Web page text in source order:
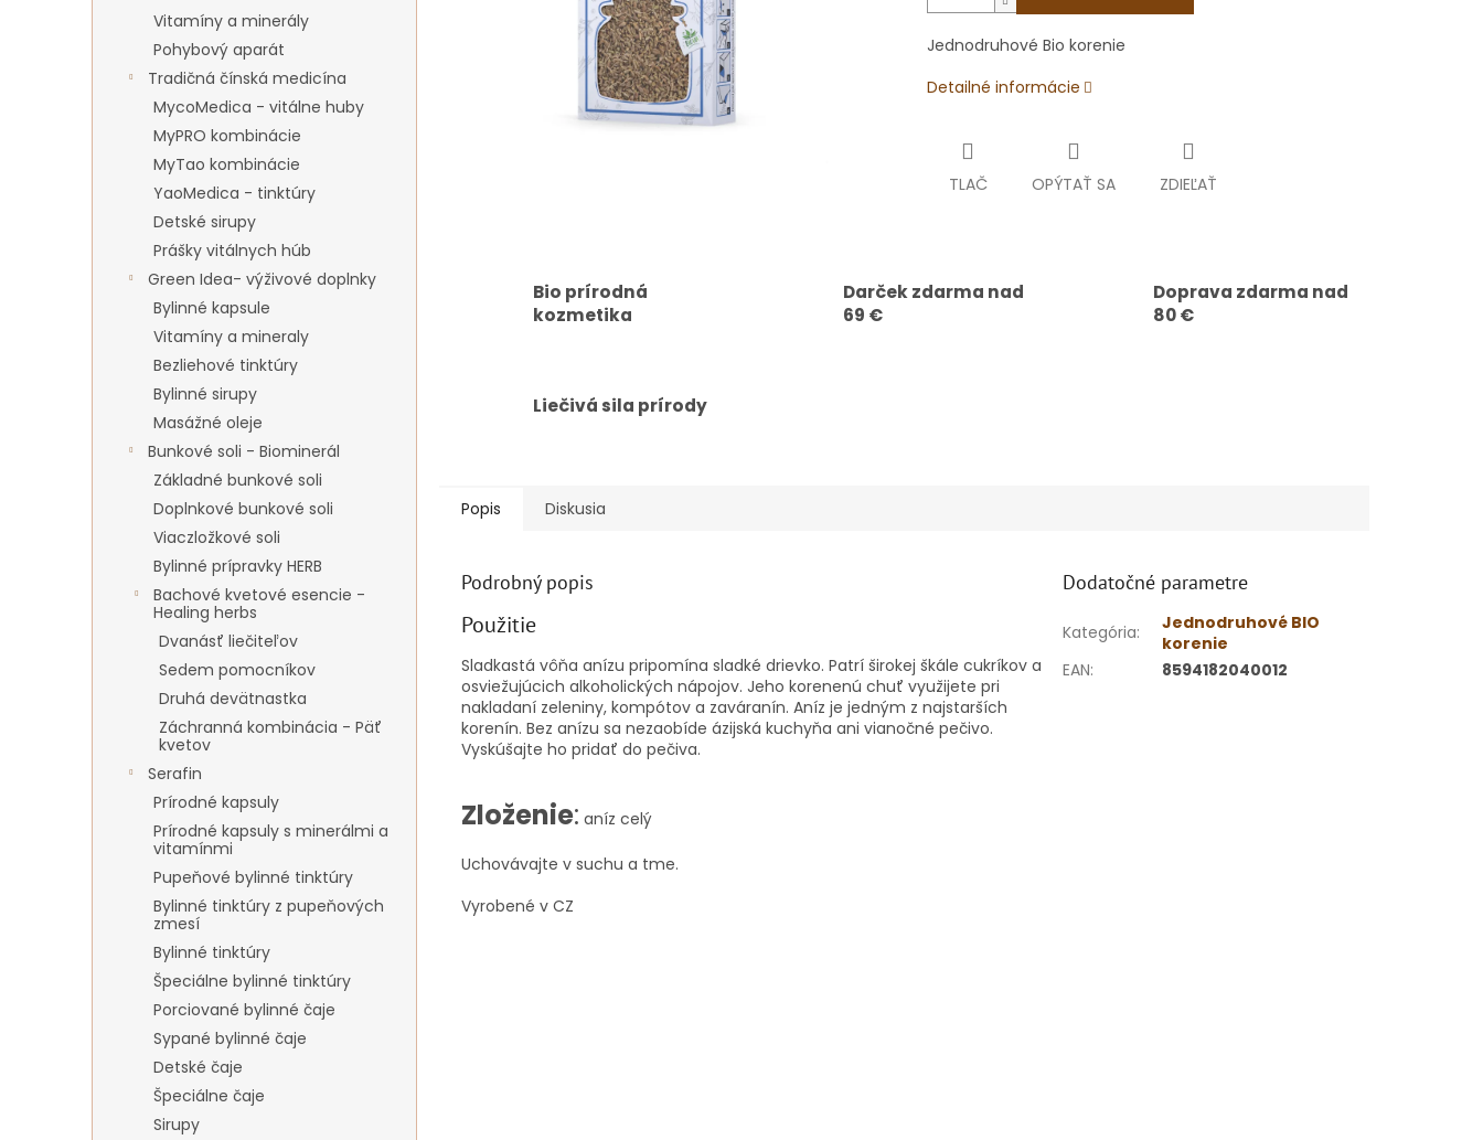
Vitamíny a minerály
Pohybový aparát
Tradičná čínská medicína
MycoMedica - vitálne huby
MyPRO kombinácie
MyTao kombinácie
YaoMedica - tinktúry
Detské sirupy
Prášky vitálnych húb
Green Idea- výživové doplnky
Bylinné kapsule
Vitamíny a mineraly
Bezliehové tinktúry
Bylinné sirupy
Masážné oleje
Bunkové soli - Biominerál
Základné bunkové soli
Doplnkové bunkové soli
Viaczložkové soli
Bylinné prípravky HERB
Bachové kvetové esencie -
Healing herbs
Dvanásť liečiteľov
Sedem pomocníkov
Druhá devätnastka
Záchranná kombinácia - Päť
kvetov
Serafin
Prírodné kapsuly
Prírodné kapsuly s minerálmi a
vitamínmi
Pupeňové bylinné tinktúry
Bylinné tinktúry z pupeňových
zmesí
Bylinné tinktúry
Špeciálne bylinné tinktúry
Porciované bylinné čaje
Sypané bylinné čaje
Detské čaje
Špeciálne čaje
Sirupy
Jednodruhové Bio korenie
Detailné informácie
TLAČ OPÝTAŤ SA ZDIEĽAŤ
Bio prírodná
kozmetika
Darček zdarma nad
69 €
Doprava zdarma nad
80 €
Liečivá sila prírody
Popis Diskusia
Podrobný popis
Použitie
Sladkastá vôňa anízu pripomína sladké drievko. Patrí širokej škále cukríkov a
osviežujúcich alkoholických nápojov. Jeho korenenú chuť využijete pri
nakladaní zeleniny, kompótov a zaváranín. Aníz je jedným z najstarších
korenín. Bez anízu sa nezaobíde ázijská kuchyňa ani vianočné pečivo.
Vyskúšajte ho pridať do pečiva.
Zloženie: aníz celý
Uchovávajte v suchu a tme.
Vyrobené v CZ
Dodatočné parametre
Kategória:
Jednodruhové BIO
korenie
EAN: 8594182040012